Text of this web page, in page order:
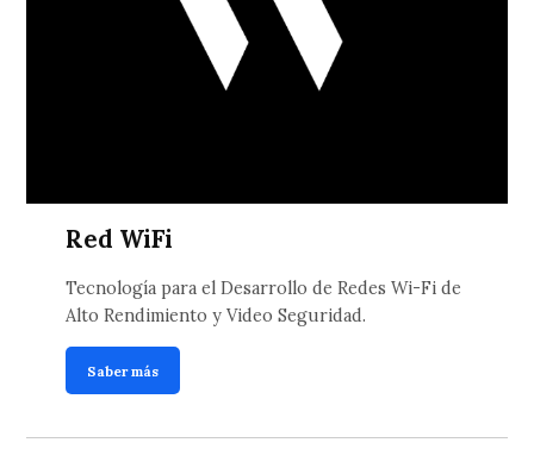
Red WiFi
Tecnología para el Desarrollo de Redes Wi-Fi de
Alto Rendimiento y Video Seguridad.
Saber más